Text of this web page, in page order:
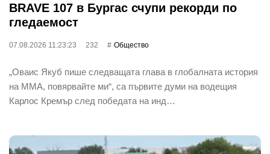
BRAVE 107 в Бургас счупи рекорди по
гледаемост
07.08.2026 11:23:23 232 Общество
„Оваис Якуб пише следващата глава в глобалната история
на ММА, повярвайте ми“, са първите думи на водещия
Карлос Кремър след победата на инд…